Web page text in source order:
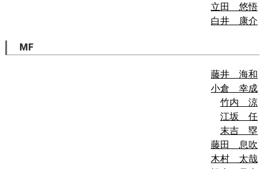
立田 悠悟
白井 康介
MF
藤井 海和
小倉 幸成
竹内 涼
江坂 任
末吉 塁
藤田 息吹
木村 太哉